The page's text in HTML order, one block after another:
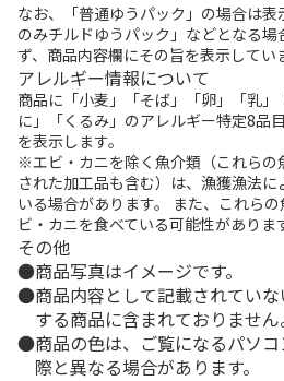
なお、「普通ゆうパック」の場合は
のみチルドゆうパック」などとなる
ず、商品内容欄にその旨を表示してい
アレルギー情報について
商品に「小麦」「そば」「卵」「乳
に」「くるみ」のアレルギー特定8品
を表示します。
※エビ・カニを除く魚介類（これらの
された加工品も含む）は、漁獲漁法
いる場合があります。 また、これら
ビ・カニを食べている可能性がありま
その他
商品写真はイメージです。
商品内容として記載されてい
する商品に含まれておりません
商品の色は、ご覧になるパソ
際と異なる場合があります。